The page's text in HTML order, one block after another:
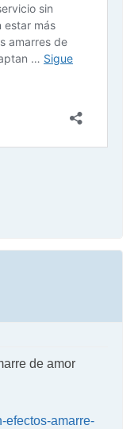
de amor
efectos-amarre-